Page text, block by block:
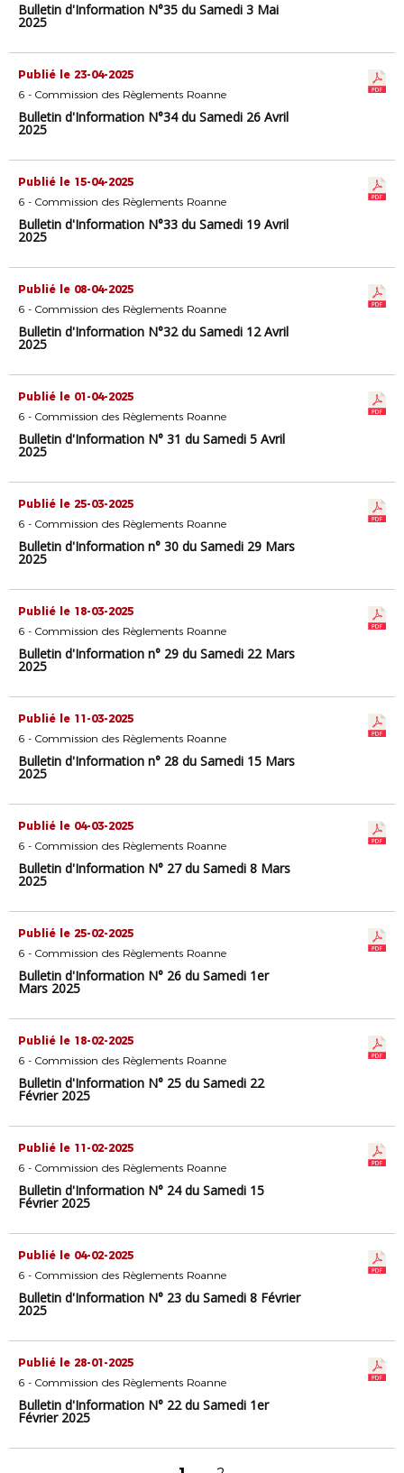
Bulletin d'Information N°35 du Samedi 3 Mai
2025
Publié le 23-04-2025
6 - Commission des Règlements Roanne
Bulletin d'Information N°34 du Samedi 26 Avril
2025
Publié le 15-04-2025
6 - Commission des Règlements Roanne
Bulletin d'Information N°33 du Samedi 19 Avril
2025
Publié le 08-04-2025
6 - Commission des Règlements Roanne
Bulletin d'Information N°32 du Samedi 12 Avril
2025
Publié le 01-04-2025
6 - Commission des Règlements Roanne
Bulletin d'Information N° 31 du Samedi 5 Avril
2025
Publié le 25-03-2025
6 - Commission des Règlements Roanne
Bulletin d'Information n° 30 du Samedi 29 Mars
2025
Publié le 18-03-2025
6 - Commission des Règlements Roanne
Bulletin d'Information n° 29 du Samedi 22 Mars
2025
Publié le 11-03-2025
6 - Commission des Règlements Roanne
Bulletin d'Information n° 28 du Samedi 15 Mars
2025
Publié le 04-03-2025
6 - Commission des Règlements Roanne
Bulletin d'Information N° 27 du Samedi 8 Mars
2025
Publié le 25-02-2025
6 - Commission des Règlements Roanne
Bulletin d'Information N° 26 du Samedi 1er
Mars 2025
Publié le 18-02-2025
6 - Commission des Règlements Roanne
Bulletin d'Information N° 25 du Samedi 22
Février 2025
Publié le 11-02-2025
6 - Commission des Règlements Roanne
Bulletin d'Information N° 24 du Samedi 15
Février 2025
Publié le 04-02-2025
6 - Commission des Règlements Roanne
Bulletin d'Information N° 23 du Samedi 8 Février
2025
Publié le 28-01-2025
6 - Commission des Règlements Roanne
Bulletin d'Information N° 22 du Samedi 1er
Février 2025